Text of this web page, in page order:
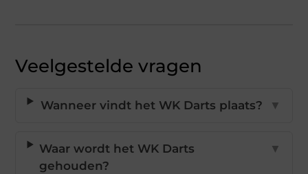
Veelgestelde vragen
Wanneer vindt het WK Darts plaats? ▼
Waar wordt het WK Darts
gehouden?
▼